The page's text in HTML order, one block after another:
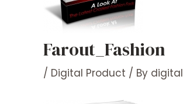
Farout_Fashion
/ Digital Product / By digital